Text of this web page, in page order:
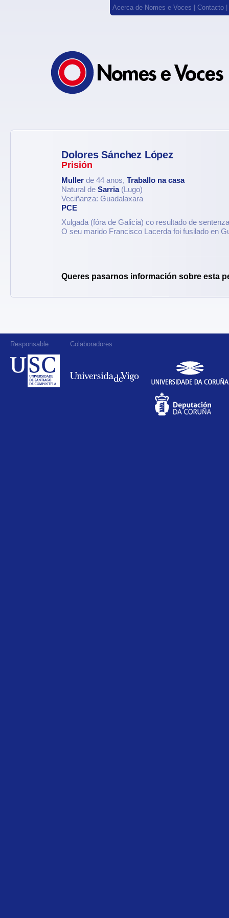
Acerca de Nomes e Voces Contacto
Dolores Sánchez López
Prisión
Muller de 44 anos, Traballo na casa
Natural de Sarria(Lugo)
Veciñanza: Guadalaxara
PCE
Xulgada (fóra de Galicia) co resultado de
O seu marido Francisco Lacerda foi fusilado en
Queres pasarnos información sobre esta
Responsable Colaboradores